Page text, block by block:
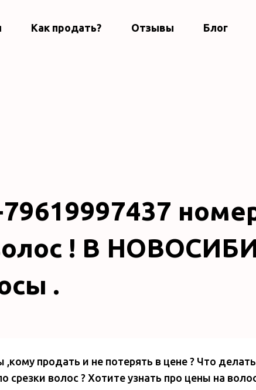
Как продать? Отзывы Блог
! В
.
продать и не потерять в цене ? Что
срезки волос ? Хотите узнать про цены на